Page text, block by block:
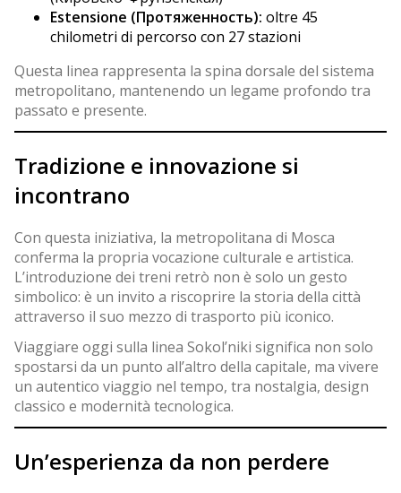
Estensione (Протяженность): oltre 45
chilometri di percorso con 27 stazioni
Questa linea rappresenta la spina dorsale del sistema
metropolitano, mantenendo un legame profondo tra
passato e presente.
Tradizione e innovazione si
incontrano
Con questa iniziativa, la metropolitana di Mosca
conferma la propria vocazione culturale e artistica.
L’introduzione dei treni retrò non è solo un gesto
simbolico: è un invito a riscoprire la storia della città
attraverso il suo mezzo di trasporto più iconico.
Viaggiare oggi sulla linea Sokol’niki significa non solo
spostarsi da un punto all’altro della capitale, ma vivere
un autentico viaggio nel tempo, tra nostalgia, design
classico e modernità tecnologica.
Un’esperienza da non perdere